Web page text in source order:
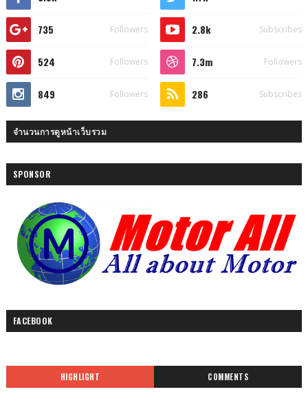
735 Followers 2.8k Subscribes
524 Followers 7.3m Followers
849 Followers 286 Subscribes
จำนวนการดูหน้าเว็บรวม
SPONSOR
FACEBOOK
HIGHLIGHT COMMENTS